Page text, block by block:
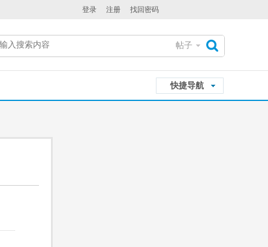
登录 注册 找回密码
帖子
快捷导航